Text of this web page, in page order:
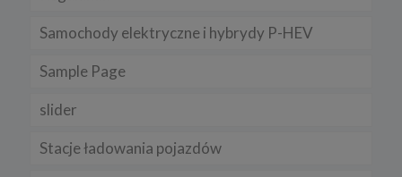
Samochody elektryczne i hybrydy P-HEV
Sample Page
slider
Stacje ładowania pojazdów